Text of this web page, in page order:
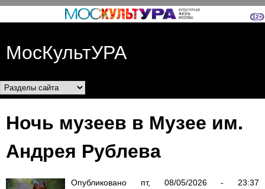
Перейти к основному
МосКультУРА
Разделы сайта
Ночь музеев в Музее им.
Андрея Рублева
Опубликовано пт, 08/05/2026 - 23:37